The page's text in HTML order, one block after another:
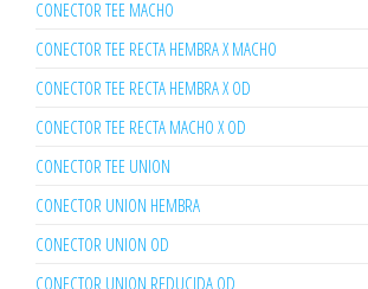
CONECTOR TEE MACHO
CONECTOR TEE RECTA HEMBRA X MACHO
CONECTOR TEE RECTA HEMBRA X OD
CONECTOR TEE RECTA MACHO X OD
CONECTOR TEE UNION
CONECTOR UNION HEMBRA
CONECTOR UNION OD
CONECTOR UNION REDUCIDA OD